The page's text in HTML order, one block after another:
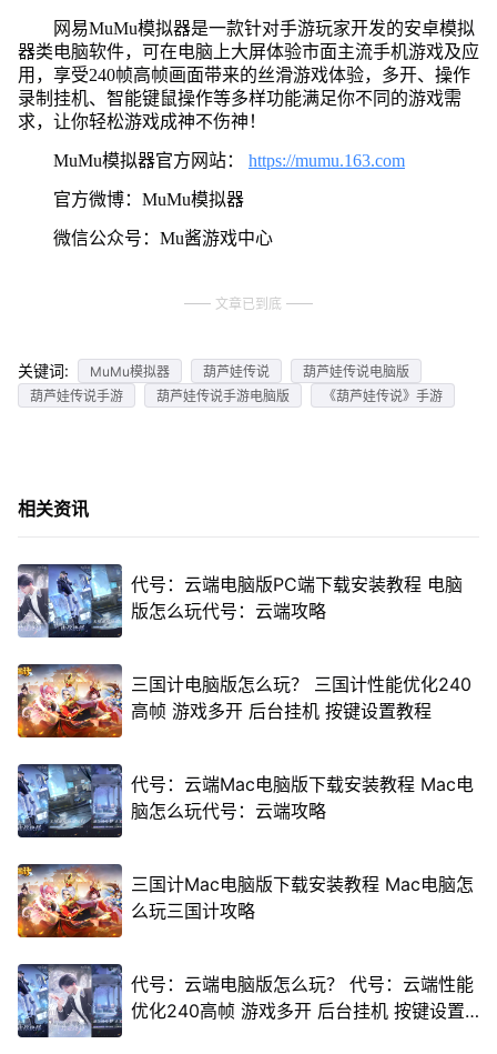
网易MuMu模拟器是一款针对手游玩家开发的安卓模拟
器类电脑软件，可在电脑上大屏体验市面主流手机游戏及应
用，享受240帧高帧画面带来的丝滑游戏体验，多开、操作
录制挂机、智能键鼠操作等多样功能满足你不同的游戏需
求，让你轻松游戏成神不伤神！
MuMu模拟器官方网站： https://mumu.163.com
官方微博：MuMu模拟器
微信公众号：Mu酱游戏中心
文章已到底
关键词: MuMu模拟器 葫芦娃传说
葫芦娃传说电脑版
葫芦娃传说手游
葫芦娃传说手游电脑版 《葫芦娃传说》手游
相关资讯
代号：云端电脑版PC端下载安装教程 电脑
版怎么玩代号：云端攻略
三国计电脑版怎么玩？ 三国计性能优化240
高帧 游戏多开 后台挂机 按键设置教程
代号：云端Mac电脑版下载安装教程 Mac电
脑怎么玩代号：云端攻略
三国计Mac电脑版下载安装教程 Mac电脑怎
么玩三国计攻略
代号：云端电脑版怎么玩？ 代号：云端性能
优化240高帧 游戏多开 后台挂机 按键设置